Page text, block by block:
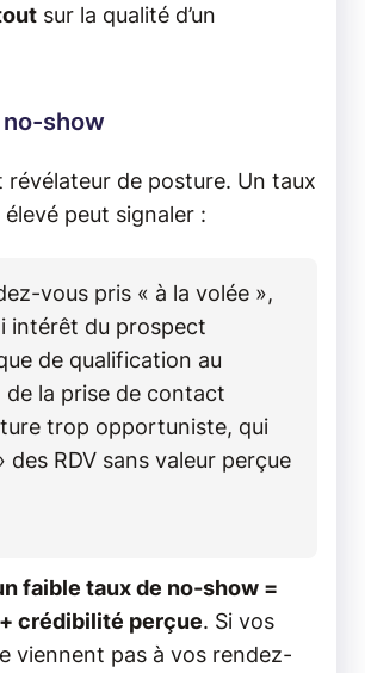
sur la qualité d’un
no-show
révélateur de posture. Un taux
peut signaler :
vous pris « à la volée »,
intérêt du prospect
de qualification au
de la prise de contact
trop opportuniste, qui
des RDV sans valeur perçue
faible taux de no-show =
crédibilité perçue. Si vos
viennent pas à vos rendez-